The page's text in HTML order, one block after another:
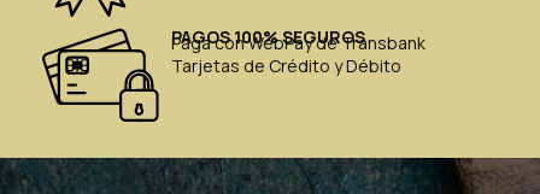
PAGOS 100% SEGUROS
Paga con WebPay de Transbank
Tarjetas de Crédito y Débito